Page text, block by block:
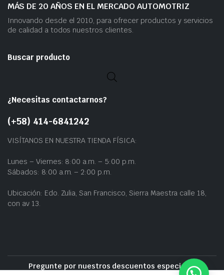
MÁS DE 20 AÑOS EN EL MERCADO AUTOMOTRIZ
Innovando desde el 2010, para ofrecer productos y servicios
de calidad a todos nuestros clientes.
Buscar producto
¿Necesitas contactarnos?
(+58) 414-6841242
VISÍTANOS EN NUESTRA TIENDA FÍSICA:
Lunes – Viernes: 8:00 a.m. – 5:00 p.m.
Sábados: 8:00 a.m. – 2:00 p.m.
Ubicación: Edo. Zulia, San Francisco, Sierra Maestra calle 18,
con av 13.
Pregunte por nuestros descuentos especiales